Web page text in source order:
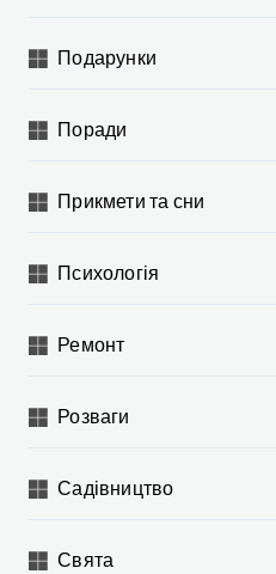
Подарунки
Поради
Прикмети та сни
Психологія
Ремонт
Розваги
Садівництво
Свята